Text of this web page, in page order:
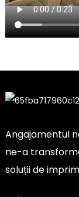
Angajamentul
ne-a
soluții de